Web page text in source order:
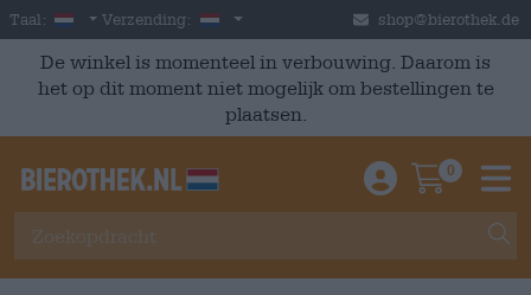
Skip to main content
Taal: Dutch
Verzending: Nederland shop@bierothek.de
De winkel is momenteel in verbouwing. Daarom is
het op dit moment niet mogelijk om bestellingen te
plaatsen.
Einloggen /
0